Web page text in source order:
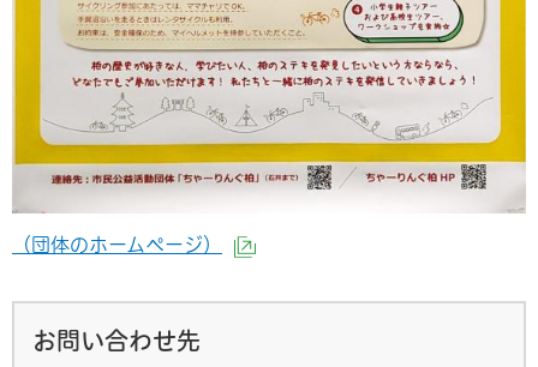
（団体のホームページ）
お問い合わせ先